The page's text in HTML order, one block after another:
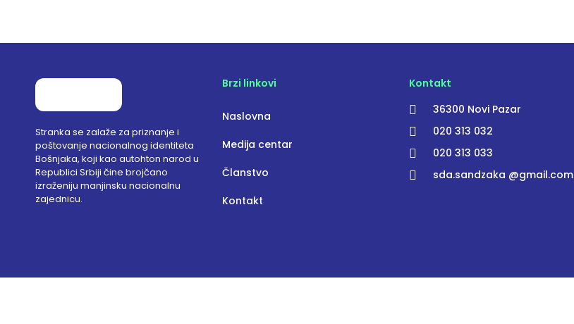
Stranka se zalaže za priznanje i
poštovanje nacionalnog identiteta
Bošnjaka, koji kao autohton narod u
Republici Srbiji čine brojčano
izraženiju manjinsku nacionalnu
zajednicu.
Brzi linkovi
Naslovna
Medija centar
Članstvo
Kontakt
Kontakt
36300 Novi Pazar
020 313 032
020 313 033
sda.sandzaka @gmail.com